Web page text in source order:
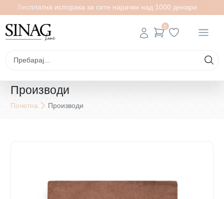
Бесплатна испорака за сите нарачки над 1000 денари
0
Производи
Почетна Производи